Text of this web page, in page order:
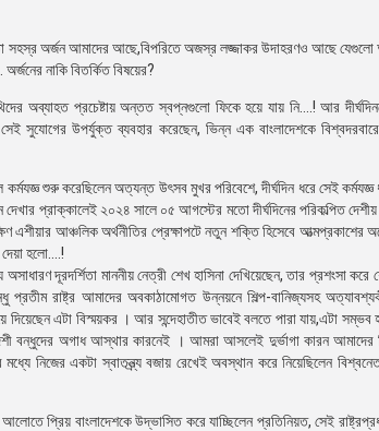
সহস্র অর্জন আমাদের আছে,বিপরিতে অজস্র লজ্জাকর উদাহরণও আছে
নাকি বিতর্কিত বিষয়ের?
অব্যাহত প্রচেষ্টায় অন্তত স্বপ্নগুলো ফিকে হয়ে যায় নি….! আর
সুযোগের উপর্যুক্ত ব্যবহার করেছেন, ভিন্ন এক বাংলাদেশকে
শুরু করেছিলেন অত্যন্ত উৎসব মুখর পরিবেশে, দীর্ঘদিন ধরে সেই কর্মযজ্ঞ
প্রাক্কালেই ২০২৪ সালে ০৫ আগস্টের মতো দীর্ঘদিনের পরিকল্পিত
এশীয়ার আঞ্চলিক অর্থনীতির প্রেক্ষাপটে নতুন শক্তি হিসেবে আত্মপ্রকাশের
হলো....!
দূরদর্শিতা মাননীয় নেত্রী শেখ হাসিনা দেখিয়েছেন, তার প্রশংসা করে
রাষ্ট্র আমাদের অবকাঠামোগত উন্নয়নে শিল্প-বানিজ্যসহ
দিয়েছেন এটা বিস্ময়কর । আর সন্দেহাতীত ভাবেই বলতে পারা যায়,এটা
বন্ধুদের অগাধ আস্থার কারনেই । আমরা আসলেই দুর্ভাগা কারন আমাদের
নিজের একটা স্বাতন্ত্র্য বজায় রেখেই অবস্থান করে নিয়েছিলেন
প্রিয় বাংলাদেশকে উদ্ভাসিত করে যাচ্ছিলেন প্রতিনিয়ত, সেই